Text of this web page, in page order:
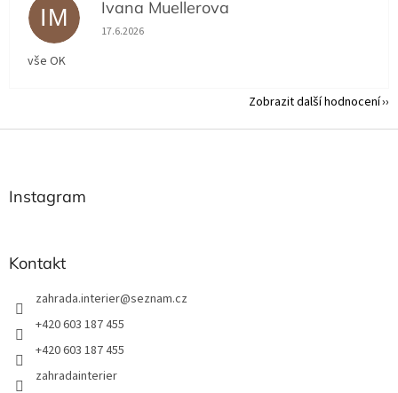
IM Ivana Muellerova
Hodnocení obchodu je 5 z 5 hvězdiček.
17.6.2026
vše OK
Zobrazit další hodnocení
Instagram
Kontakt
zahrada.interier@seznam.cz
+420 603 187 455
+420 603 187 455
zahradainterier